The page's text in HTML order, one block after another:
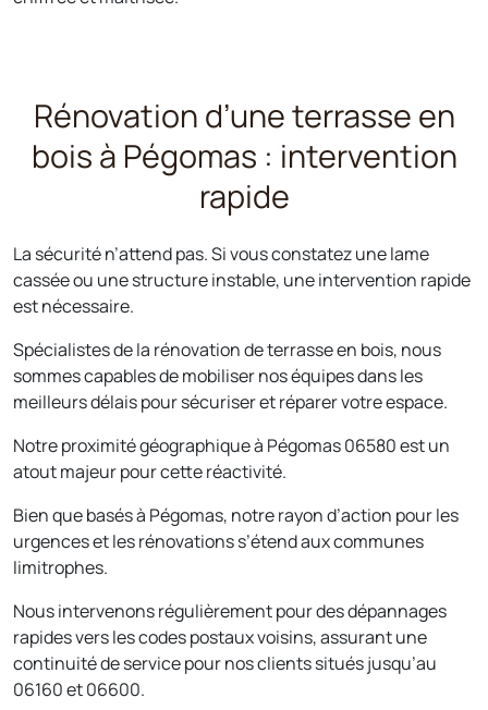
Rénovation d’une terrasse en
bois à Pégomas : intervention
rapide
La sécurité n’attend pas. Si vous constatez une lame
cassée ou une structure instable, une intervention rapide
est nécessaire.
Spécialistes de la rénovation de terrasse en bois, nous
sommes capables de mobiliser nos équipes dans les
meilleurs délais pour sécuriser et réparer votre espace.
Notre proximité géographique à Pégomas 06580 est un
atout majeur pour cette réactivité.
Bien que basés à Pégomas, notre rayon d’action pour les
urgences et les rénovations s’étend aux communes
limitrophes.
Nous intervenons régulièrement pour des dépannages
rapides vers les codes postaux voisins, assurant une
continuité de service pour nos clients situés jusqu’au
06160 et 06600.